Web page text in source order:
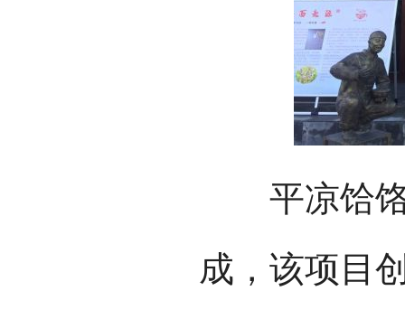
平凉饸饹
成，该项目